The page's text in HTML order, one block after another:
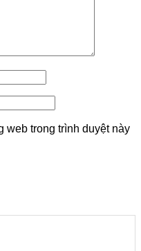
web trong trình duyệt này